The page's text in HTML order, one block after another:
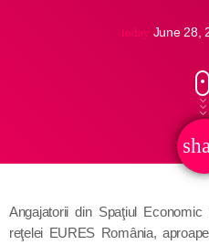
today June 28,
Angajatorii din Spaţiul
reţelei EURES România,